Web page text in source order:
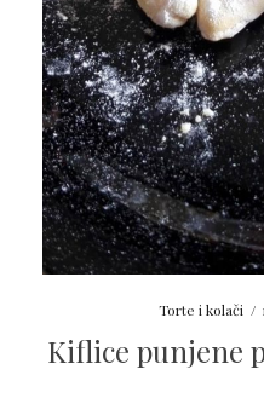
Torte i kolači /
Kiflice punjene